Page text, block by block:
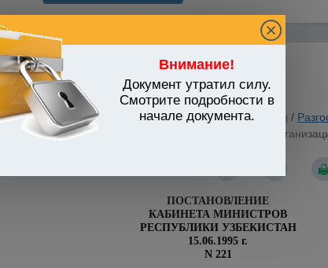
Внимание!
Документ утратил силу.
Смотрите подробности в
начале документа.
УЗБЕКИСТАНА
и семейное законодательство / Утратившие силу акты /
Республики Узбекистан от 15.06.1995 г. N 221 "Об
открытого типа"
ПОСТАНОВЛЕНИЕ
КАБИНЕТА МИНИСТРОВ
РЕСПУБЛИКИ УЗБЕКИСТАН
15.06.1995 г.
N 221